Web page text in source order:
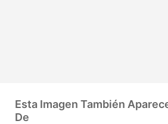
Esta Imagen También
De